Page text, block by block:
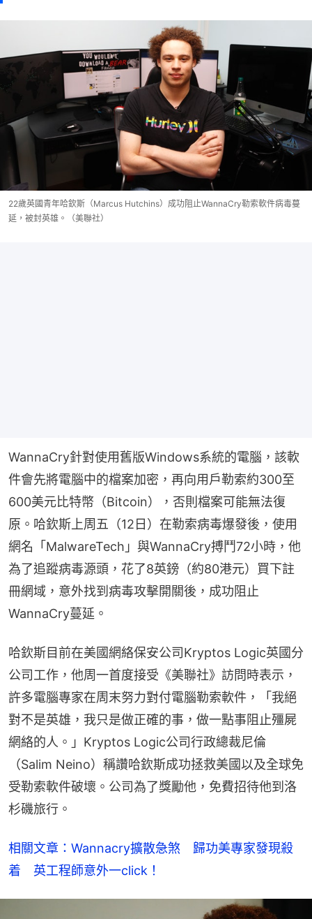
22歲英國青年哈欽斯（Marcus Hutchins）成功阻止WannaCry勒索軟件病毒蔓
延，被封英雄。（美聯社）
WannaCry針對使用舊版Windows系統的電腦，該軟
件會先將電腦中的檔案加密，再向用戶勒索約300至
600美元比特幣（Bitcoin），否則檔案可能無法復
原。哈欽斯上周五（12日）在勒索病毒爆發後，使用
網名「MalwareTech」與WannaCry搏鬥72小時，他
為了追蹤病毒源頭，花了8英鎊（約80港元）買下註
冊網域，意外找到病毒攻擊開關後，成功阻止
WannaCry蔓延。
哈欽斯目前在美國網絡保安公司Kryptos Logic英國分
公司工作，他周一首度接受《美聯社》訪問時表示，
許多電腦專家在周末努力對付電腦勒索軟件，「我絕
對不是英雄，我只是做正確的事，做一點事阻止殭屍
網絡的人。」Kryptos Logic公司行政總裁尼倫
（Salim Neino）稱讚哈欽斯成功拯救美國以及全球免
受勒索軟件破壞。公司為了獎勵他，免費招待他到洛
杉磯旅行。
相關文章：Wannacry擴散急煞　歸功美專家發現殺
着　英工程師意外一click！